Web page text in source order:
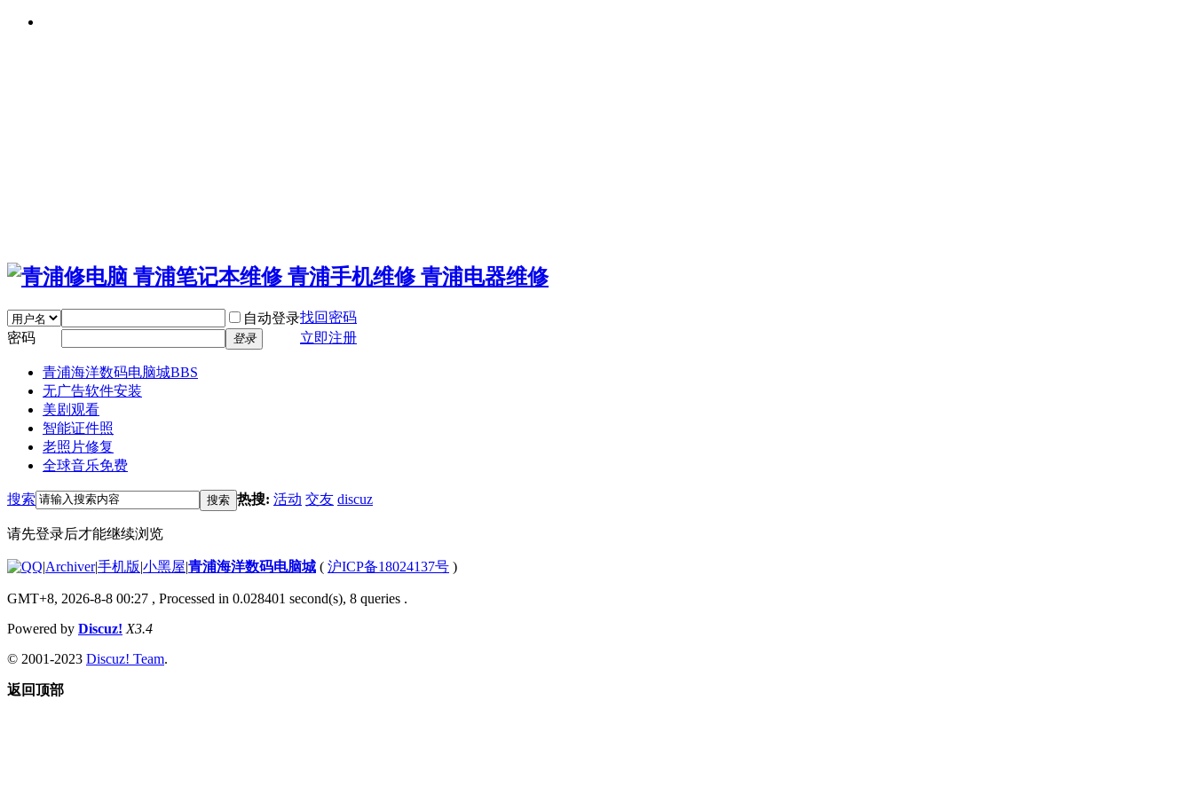
自动登录找回密码
密码
登录 立即注册
青浦海洋数码电脑城BBS
无广告软件安装
美剧观看
智能证件照
老照片修复
全球音乐免费
搜索 搜索 热搜: 活动 交友 discuz
请先登录后才能继续浏览
|Archiver|手机版|小黑屋|青浦海洋数码电脑城 ( 沪ICP备18024137号 )
GMT+8, 2026-8-8 00:27 , Processed in 0.028401 second(s), 8 queries .
Powered by Discuz! X3.4
© 2001-2023 Discuz! Team.
返回顶部